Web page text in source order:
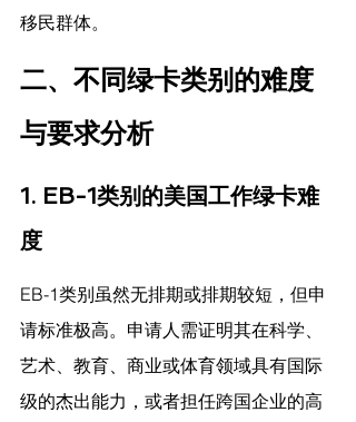
移民群体。
二、不同绿卡类别的难度
与要求分析
1. EB-1类别的美国工作绿卡难
度
EB-1类别虽然无排期或排期较短，但申
请标准极高。申请人需证明其在科学、
艺术、教育、商业或体育领域具有国际
级的杰出能力，或者担任跨国企业的高